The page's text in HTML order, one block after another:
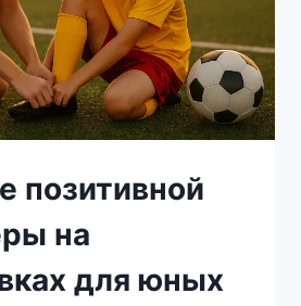
позитивной
на
для юных